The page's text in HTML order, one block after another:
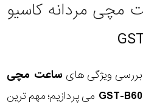
مچی مردانه کاسیو
ویژگی های ساعت مچی
می پردازیم؛ مهم ترین